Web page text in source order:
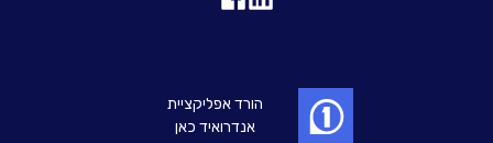
הורד אפליקציית
אנדרואיד כאן